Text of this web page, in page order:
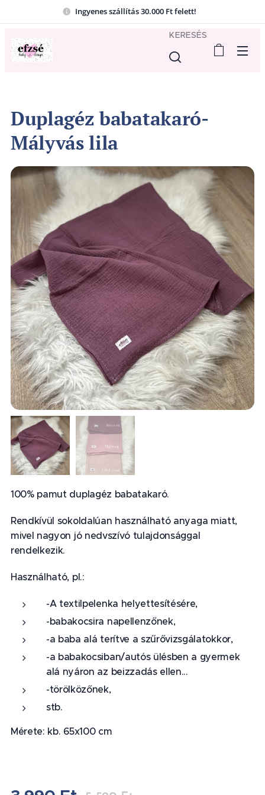
Ingyenes szállítás 30.000 Ft felett!
KERESÉS
Duplagéz babatakaró-
Mályvás lila
100% pamut duplagéz babatakaró.
Rendkívül sokoldalúan használható anyaga miatt,
mivel nagyon jó nedvszívó tulajdonsággal
rendelkezik.
Használható, pl.:
-A textilpelenka helyettesítésére,
-babakocsira napellenzőnek,
-a baba alá terítve a szűrővizsgálatokkor,
-a babakocsiban/autós ülésben a gyermek
alá nyáron az beizzadás ellen...
-törölközőnek,
stb.
Mérete: kb. 65x100 cm